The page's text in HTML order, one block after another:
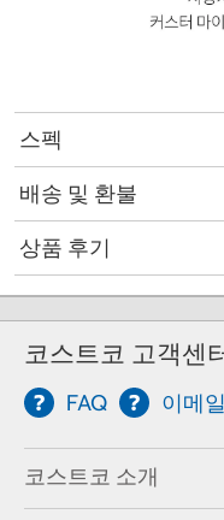
스펙
배송 및 환불
상품 후기
코스트코 고객센
FAQ 이메
코스트코 소개